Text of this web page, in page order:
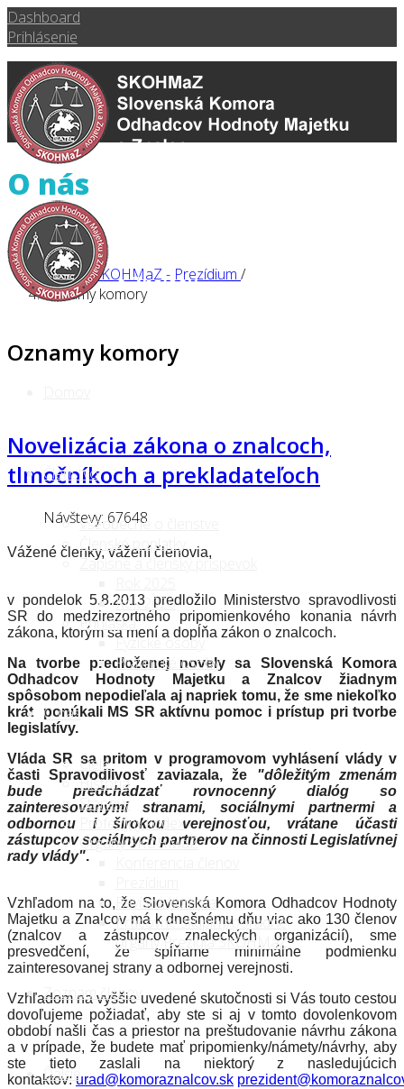
Dashboard
Prihlásenie
Členstvo
Všeobecne o členstve
Členské poplatky
Zápisné a členský príspevok
Rok 2026
Prihláška
Fyzické osoby
Právnické osoby
O nás
Ciele
História
Stanovy
Profesijný kódex
Orgány SKOHMaZ
Revízna komisia
Pracovné skupiny/poradné
orgány Prezídia SKOHMaZ
Zoznam členov
Ďalšie
O nás
Domov/
O nás
Orgány SKOHMaZ - Prezídium /
Oznamy komory
Oznamy komory
Novelizácia zákona o znalcoch,
tlmočníkoch a prekladateľoch
Návštevy: 67648
Vážené členky, vážení členovia,
v pondelok 5.8.2013 predložilo Ministerstvo spravodlivosti
SR do medzirezortného pripomienkového konania návrh
zákona, ktorým sa mení a dopĺňa zákon o znalcoch.
Na tvorbe predloženej novely sa Slovenská Komora
Odhadcov Hodnoty Majetku a Znalcov žiadnym
spôsobom nepodieľala aj napriek tomu, že sme niekoľko
krát ponúkali MS SR aktívnu pomoc i prístup pri tvorbe
legislatívy.
Vláda SR sa pritom v programovom vyhlásení vlády v
časti Spravodlivosť zaviazala, že "dôležitým zmenám
bude predchádzať rovnocenný dialóg so
zainteresovanými stranami, sociálnymi partnermi a
odbornou i širokou verejnosťou, vrátane účasti
zástupcov sociálnych partnerov na činnosti Legislatívnej
rady vlády".
Vzhľadom na to, že Slovenská Komora Odhadcov Hodnoty
Majetku a Znalcov má k dnešnému dňu viac ako 130 členov
(znalcov a zástupcov znaleckých organizácií), sme
presvedčení, že spĺňame minimálne podmienku
zainteresovanej strany a odbornej verejnosti.
Vzhľadom na vyššie uvedené skutočnosti si Vás touto cestou
dovoľujeme požiadať, aby ste si aj v tomto dovolenkovom
období našli čas a priestor na preštudovanie návrhu zákona
a v prípade, že budete mať pripomienky/námety/návrhy, aby
ste tieto zaslali na niektorý z nasledujúcich
kontaktov: urad@komoraznalcov.sk